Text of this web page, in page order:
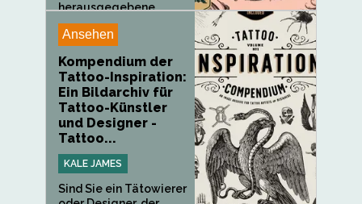
herausgegebene
Buch...
Ansehen
Kompendium der
Tattoo-Inspiration:
Ein Bildarchiv für
Tattoo-Künstler
und Designer -
Tattoo...
KALE JAMES
Sind Sie ein Tätowierer